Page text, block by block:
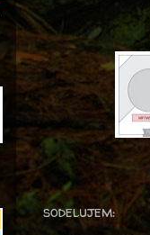
sodelujem: